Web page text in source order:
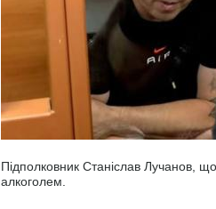
Підполковник Станіслав Лучанов,
алкоголем.